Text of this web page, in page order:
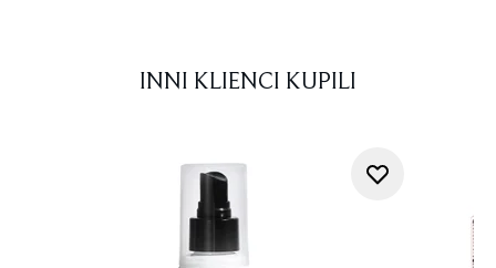
INNI KLIENCI KUPILI